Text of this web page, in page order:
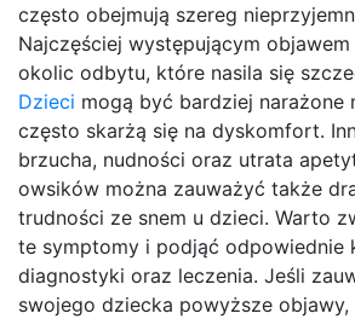
często obejmują szereg
Najczęściej występującym
okolic odbytu, które nasila się
Dzieci mogą być bardziej narażone
często skarżą się na dyskomfort.
brzucha, nudności oraz utrata
owsików można zauważyć także
trudności ze snem u dzieci. Warto
te symptomy i podjąć odpowiednie
diagnostyki oraz leczenia. Jeśli
swojego dziecka powyższe